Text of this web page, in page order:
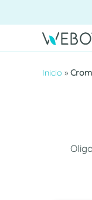
contenido
Inicio »